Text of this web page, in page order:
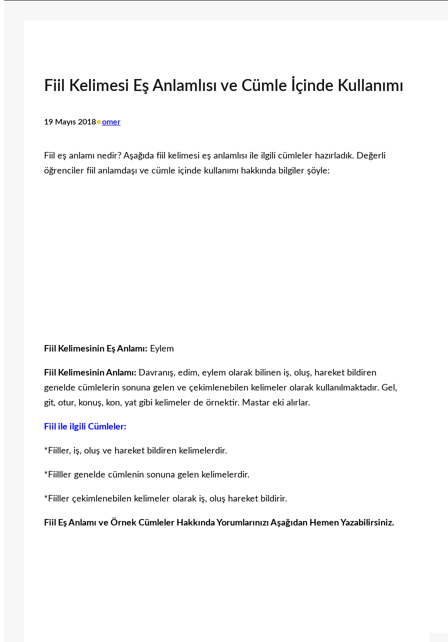
Fiil Kelimesi Eş Anlamlısı ve Cümle İçinde Kullanımı
19 Mayıs 2018•omer
Fiil eş anlamı nedir? Aşağıda fiil kelimesi eş anlamlısı ile ilgili cümleler hazırladık. Değerli
öğrenciler fiil anlamdaşı ve cümle içinde kullanımı hakkında bilgiler şöyle:
Fiil Kelimesinin Eş Anlamı: Eylem
Fiil Kelimesinin Anlamı: Davranış, edim, eylem olarak bilinen iş, oluş, hareket bildiren
genelde cümlelerin sonuna gelen ve çekimlenebilen kelimeler olarak kullanılmaktadır. Gel,
git, otur, konuş, kon, yat gibi kelimeler de örnektir. Mastar eki alırlar.
Fiil ile ilgili Cümleler:
*Fiiller, iş, oluş ve hareket bildiren kelimelerdir.
*Fiilller genelde cümlenin sonuna gelen kelimelerdir.
*Fiiller çekimlenebilen kelimeler olarak iş, oluş hareket bildirir.
Fiil Eş Anlamı ve Örnek Cümleler Hakkında Yorumlarınızı Aşağıdan Hemen Yazabilirsiniz.